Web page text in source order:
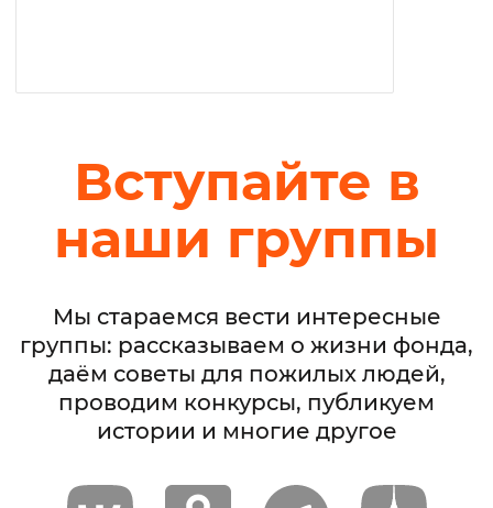
Вступайте в
наши группы
Мы стараемся вести интересные
группы: рассказываем о жизни фонда,
даём советы для пожилых людей,
проводим конкурсы, публикуем
истории и многие другое